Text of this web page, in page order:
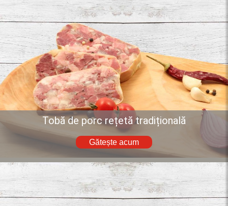
Tobă de porc rețetă tradițională
Gătește acum